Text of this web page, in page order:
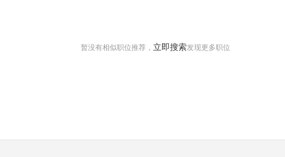
暂没有相似职位推荐， 立即搜索发现更多职位